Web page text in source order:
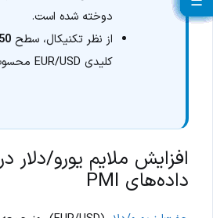
دوخته شده است.
از نظر تکنیکال، سطح
کلیدی EUR/USD محسوب می‌شود.
افزایش ملایم یورو/دلار
داده‌های PMI